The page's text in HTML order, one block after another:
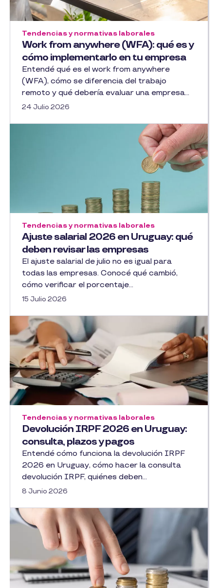
Work from anywhere (WFA): qué es y
cómo implementarlo en tu empresa
Tendencias y normativas laborales
Entendé qué es el work from anywhere
(WFA), cómo se diferencia del trabajo
remoto y qué debería evaluar una empresa...
24 Julio 2026
Ajuste salarial 2026 en Uruguay: qué
deben revisar las empresas
Tendencias y normativas laborales
El ajuste salarial de julio no es igual para
todas las empresas. Conocé qué cambió,
cómo verificar el porcentaje...
15 Julio 2026
Devolución IRPF 2026 en Uruguay:
consulta, plazos y pagos
Tendencias y normativas laborales
Entendé cómo funciona la devolución IRPF
2026 en Uruguay, cómo hacer la consulta
devolución IRPF, quiénes deben...
8 Junio 2026